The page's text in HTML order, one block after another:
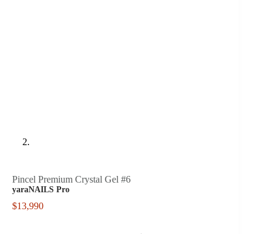
Pincel Premium Crystal Gel #6
yaraNAILS Pro
$13,990